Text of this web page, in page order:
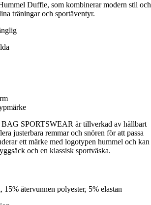
Duffle, som kombinerar modern stil och
träningar och sportäventyr.
SPORTSWEAR är tillverkad av hållbart
justerbara remmar och snören för att passa
ett märke med logotypen hummel och kan
och en klassisk sportväska.
återvunnen polyester, 5% elastan